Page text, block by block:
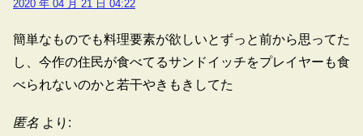
2020 年 04 月 21 日 04:22
簡単なものでも料理要素が欲しいとずっと前から思ってた
し、今作の住民が食べてるサンドイッチをプレイヤーも食
べられないのかと若干やきもきしてた
匿名 より: